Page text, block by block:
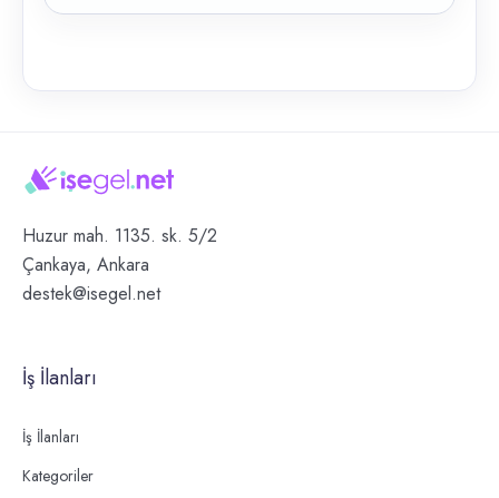
Huzur mah. 1135. sk. 5/2
Çankaya, Ankara
destek@isegel.net
İş İlanları
İş İlanları
Kategoriler